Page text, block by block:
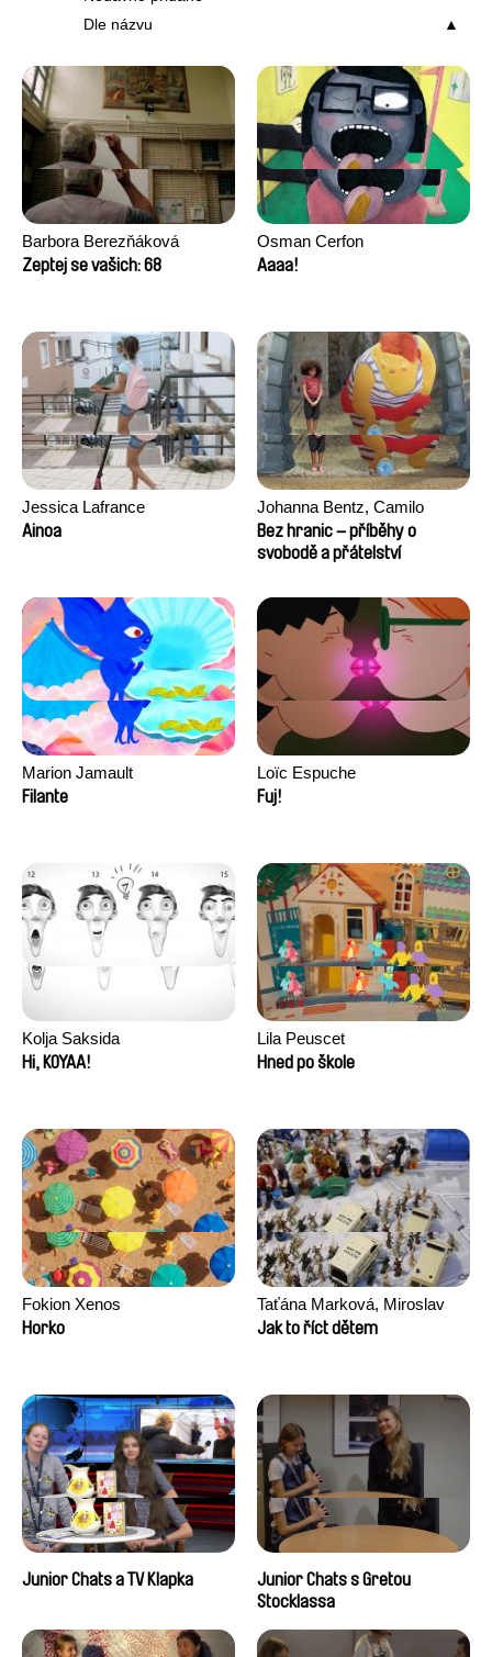
Dle názvu
Barbora Berezňáková
Zeptej se vašich: 68
Osman Cerfon
Aaaa!
Jessica Lafrance
Ainoa
Johanna Bentz, Camilo
Colmenares, Sandra Dajani,
Madeleine Dallmeyer, Nazgol
Khaled Nawal, Nada Riyad
Bez hranic – příběhy o
svobodě a přátelství
Marion Jamault
Filante
Loïc Espuche
Fuj!
Kolja Saksida
Hi, KOYAA!
Lila Peuscet
Hned po škole
Fokion Xenos
Horko
Taťána Marková, Miroslav
Trejtnar
Jak to říct dětem
Junior Chats a TV Klapka
Junior Chats s Gretou
Stocklassa